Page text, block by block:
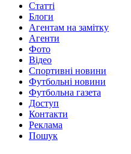
Статті
Блоги
Агентам на замітку
Агенти
Фото
Відео
Спортивні новини
Футбольні новини
Футбольна газета
Доступ
Контакти
Реклама
Пошук